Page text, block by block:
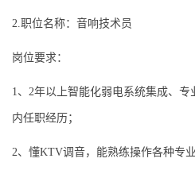
2.职位名称：音响技术员
岗位要求：
1、2年以上智能化弱电系统集成、
内任职经历；
2、懂KTV调音，能熟练操作各种专